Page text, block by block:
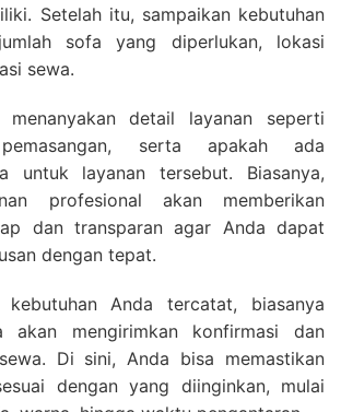
Setelah itu, sampaikan kebutuhan
sofa yang diperlukan, lokasi
sewa.
menanyakan detail layanan seperti
pemasangan, serta apakah ada
untuk layanan tersebut. Biasanya,
profesional akan memberikan
dan transparan agar Anda dapat
dengan tepat.
kebutuhan Anda tercatat, biasanya
akan mengirimkan konfirmasi dan
Di sini, Anda bisa memastikan
dengan yang diinginkan, mulai